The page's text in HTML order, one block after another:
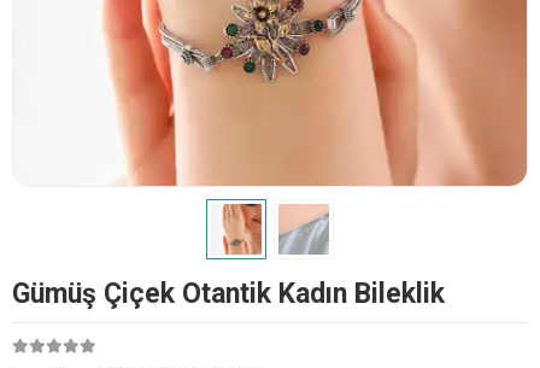
Gümüş Çiçek Otantik Kadın Bileklik